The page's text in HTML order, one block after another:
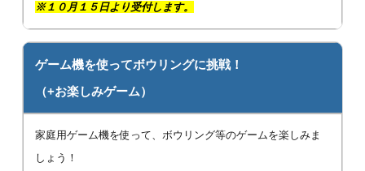
※１０月１５日より受付します。
ゲーム機を使ってボウリングに挑戦！
（+お楽しみゲーム）
家庭用ゲーム機を使って、ボウリング等のゲームを楽しみま
しょう！